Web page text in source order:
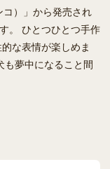
）」から発売され
。 ひとつひとつ手作
な表情が楽しめま
も夢中になること間